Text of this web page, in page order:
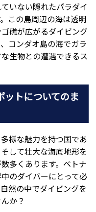
いない隠れたパラダイ
この島周辺の海は透明
礁が広がるダイビング
コンダオ島の海でガラ
生物との遭遇できるス
ットについてのま
様な魅力を持つ国であ
して壮大な海底地形を
多くあります。ベトナ
のダイバーにとって必
然の中でダイビングを
か？